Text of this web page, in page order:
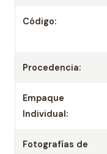
Código:
Procedencia:
Empaque
Individual:
Fotografías de